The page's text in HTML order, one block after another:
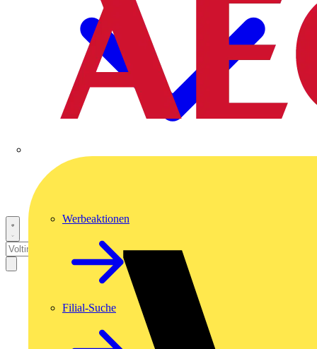
Werbeaktionen
Filial-Suche